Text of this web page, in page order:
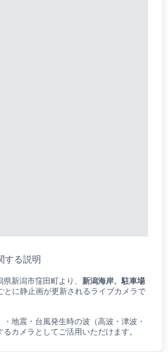
する説明
新潟市窪田町より、 新潟海岸、駐車場
とに静止画が更新されるライブカメラで
地震・台風発生時の波（高波・津波・
カメラとしてご活用いただけます。